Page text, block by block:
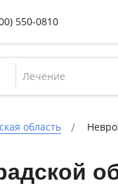
550-0810
Лечение
область